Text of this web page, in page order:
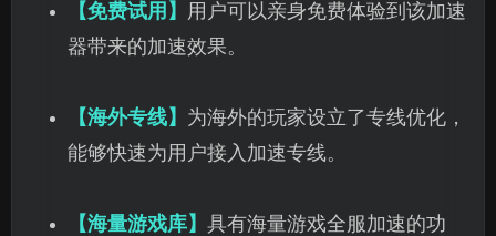
【免费试用】 用户可以亲身免费体验到该加速
器带来的加速效果。
【海外专线】 为海外的玩家设立了专线优化，
能够快速为用户接入加速专线。
【海量游戏库】 具有海量游戏全服加速的功